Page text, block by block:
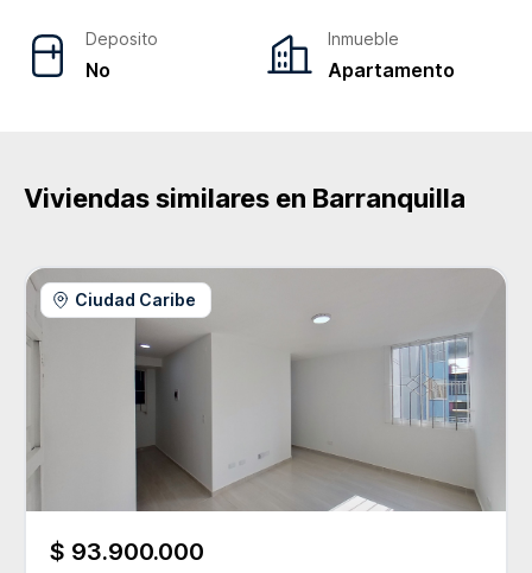
Deposito
No
Inmueble
Apartamento
Viviendas similares en Barranquilla
Ciudad Caribe
$ 93.900.000